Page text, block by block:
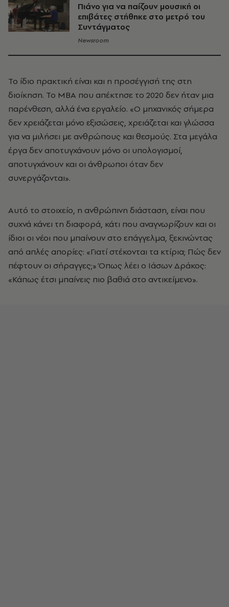
Πιάνο για να παίζουν μουσική οι
επιβάτες στήθηκε στο μετρό του
Συντάγματος
Newsroom
Το ίδιο πρακτική είναι και η προσέγγισή της στη
διοίκηση. Το MBA που απέκτησε το 2020 δεν ήταν μια
παρένθεση, αλλά ένα εργαλείο. «Ο μηχανικός σήμερα
δεν χρειάζεται μόνο εξισώσεις, χρειάζεται και γλώσσα
για να μιλήσει με ανθρώπους και θεσμούς. Στα μεγάλα
έργα δεν αποτυγχάνουν μόνο οι υπολογισμοί,
αποτυγχάνουν και οι άνθρωποι όταν δεν
συνεργάζονται».
Αυτό το στοιχείο, η ανθρώπινη διάσταση, είναι που
συχνά κάνει τη διαφορά, κάτι που αναγνωρίζουν και οι
ίδιοι οι νέοι που μπαίνουν στο επάγγελμα, ξεκινώντας
από απλές απορίες: «Γιατί στέκονται τα κτίρια; Πώς δεν
πέφτουν οι σήραγγες;» Όπως λέει ο Ιάσων Δράκος:
«Κάπως έτσι μπαίνεις πιο βαθιά στο αντικείμενο».